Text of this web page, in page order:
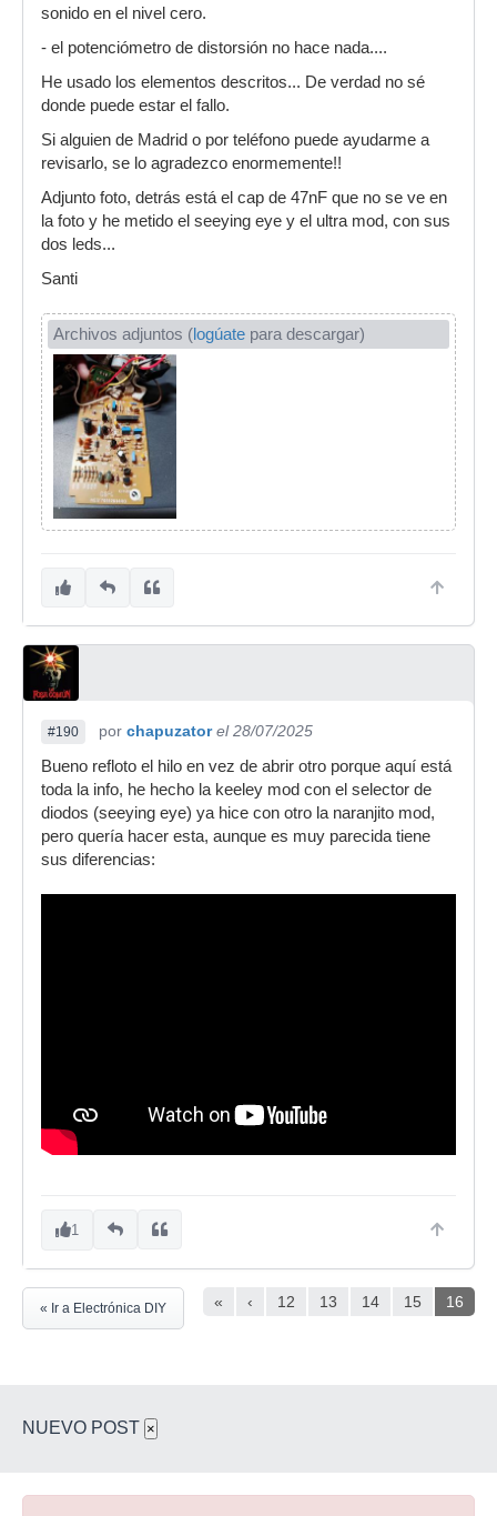
sonido en el nivel cero.
- el potenciómetro de distorsión no hace nada....
He usado los elementos descritos... De verdad no sé
donde puede estar el fallo.
Si alguien de Madrid o por teléfono puede ayudarme a
revisarlo, se lo agradezco enormemente!!
Adjunto foto, detrás está el cap de 47nF que no se ve en
la foto y he metido el seeying eye y el ultra mod, con sus
dos leds...
Santi
Archivos adjuntos (logúate para descargar)
#190 por chapuzator el 28/07/2025
Bueno refloto el hilo en vez de abrir otro porque aquí está
toda la info, he hecho la keeley mod con el selector de
diodos (seeying eye) ya hice con otro la naranjito mod,
pero quería hacer esta, aunque es muy parecida tiene
sus diferencias:
1
« ‹ 12 13 14 15 16
« Ir a Electrónica DIY
NUEVO POST ×